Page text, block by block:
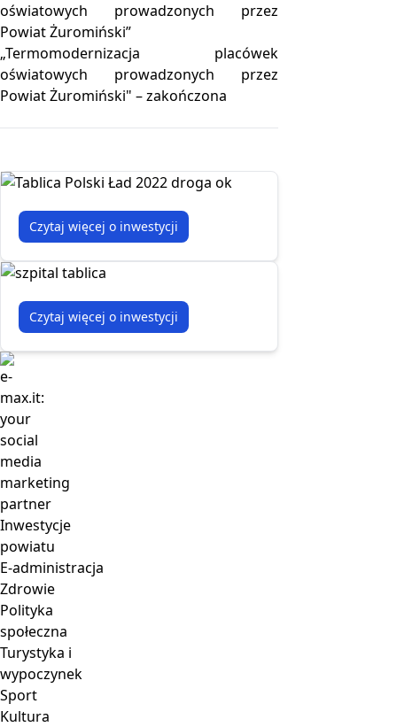
oświatowych prowadzonych przez
Powiat Żuromiński”
„Termomodernizacja placówek
oświatowych prowadzonych przez
Powiat Żuromiński" – zakończona
Czytaj więcej o inwestycji
Czytaj więcej o inwestycji
Inwestycje
powiatu
E-administracja
Zdrowie
Polityka
społeczna
Turystyka i
wypoczynek
Sport
Kultura